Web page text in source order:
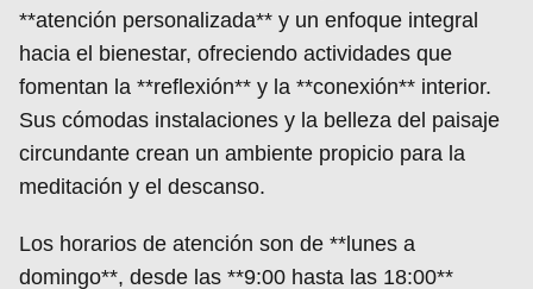
**atención personalizada** y un enfoque integral
hacia el bienestar, ofreciendo actividades que
fomentan la **reflexión** y la **conexión** interior.
Sus cómodas instalaciones y la belleza del paisaje
circundante crean un ambiente propicio para la
meditación y el descanso.
Los horarios de atención son de **lunes a
domingo**, desde las **9:00 hasta las 18:00**